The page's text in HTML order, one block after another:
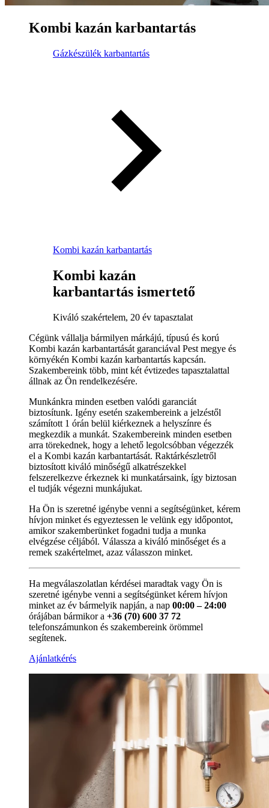
Kombi kazán karbantartás
Gázkészülék karbantartás
Kombi kazán karbantartás
Kombi kazán
karbantartás ismertető
Kiváló szakértelem, 20 év tapasztalat
Cégünk vállalja bármilyen márkájú, típusú és korú
Kombi kazán karbantartását garanciával Pest megye és
környékén Kombi kazán karbantartás kapcsán.
Szakembereink több, mint két évtizedes tapasztalattal
állnak az Ön rendelkezésére.
Munkánkra minden esetben valódi garanciát
biztosítunk. Igény esetén szakembereink a jelzéstől
számított 1 órán belül kiérkeznek a helyszínre és
megkezdik a munkát. Szakembereink minden esetben
arra törekednek, hogy a lehető legolcsóbban végezzék
el a Kombi kazán karbantartását. Raktárkészletről
biztosított kiváló minőségű alkatrészekkel
felszerelkezve érkeznek ki munkatársaink, így biztosan
el tudják végezni munkájukat.
Ha Ön is szeretné igénybe venni a segítségünket, kérem
hívjon minket és egyeztessen le velünk egy időpontot,
amikor szakemberünket fogadni tudja a munka
elvégzése céljából. Válassza a kiváló minőséget és a
remek szakértelmet, azaz válasszon minket.
Ha megválaszolatlan kérdései maradtak vagy Ön is
szeretné igénybe venni a segítségünket kérem hívjon
minket az év bármelyik napján, a nap 00:00 – 24:00
órájában bármikor a +36 (70) 600 37 72
telefonszámunkon és szakembereink örömmel
segítenek.
Ajánlatkérés